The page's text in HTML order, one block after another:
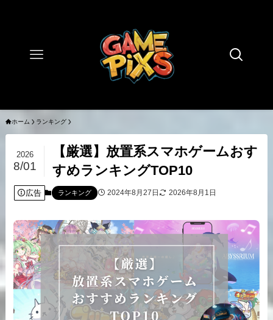
ホーム ランキング
【厳選】放置系スマホゲームおす
すめランキングTOP10
2026
8/01
広告 ランキング 2024年8月27日 2026年8月1日